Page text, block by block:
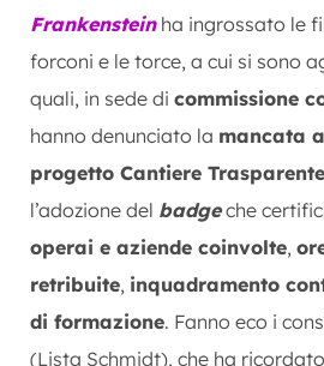
Frankensteinha ingrossato le
forconi e le torce, a cui si sono
quali, in sede di commissione
hanno denunciato la mancata
progetto Cantiere Trasparente
l’adozione del badge che
operai e aziende coinvolte,
retribuite, inquadramento
di formazione. Fanno eco i
(Lista Schmidt), che ha